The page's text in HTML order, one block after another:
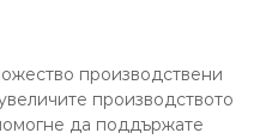
производствени
производството
да поддържате